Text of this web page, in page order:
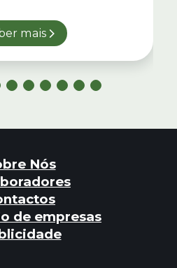
mais
Nós
de empresas